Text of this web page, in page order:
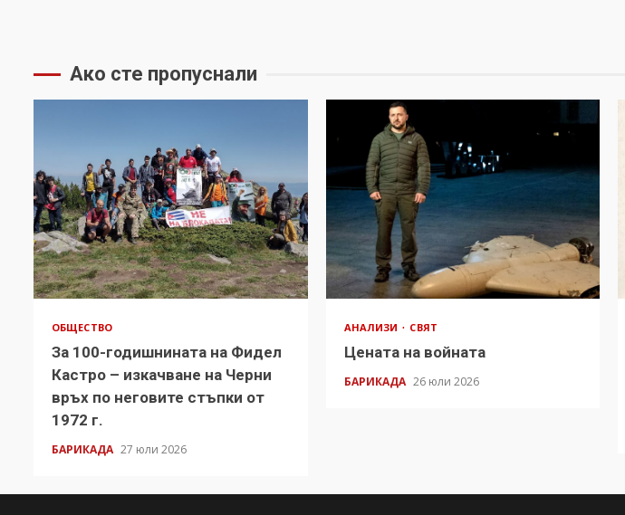
Ако сте пропуснали
ОБЩЕСТВО
За 100-годишнината на Фидел
Кастро – изкачване на Черни
връх по неговите стъпки от
1972 г.
БАРИКАДА 27 юли 2026
АНАЛИЗИ СВЯТ
Цената на войната
БАРИКАДА 26 юли 2026